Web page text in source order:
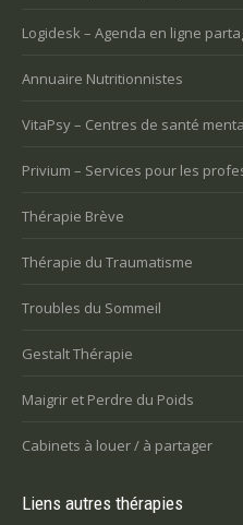
Logidesk – Agenda en ligne
Annuaire Nutritionnistes
VitaPsy – Centres de santé
Privium – Services pour les
Thérapie Brève
Thérapie du Traumatisme
Troubles du Sommeil
Gestalt Thérapie
Maigrir et Perdre du Poids
Cabinets à louer / à partager
Liens autres thérapies